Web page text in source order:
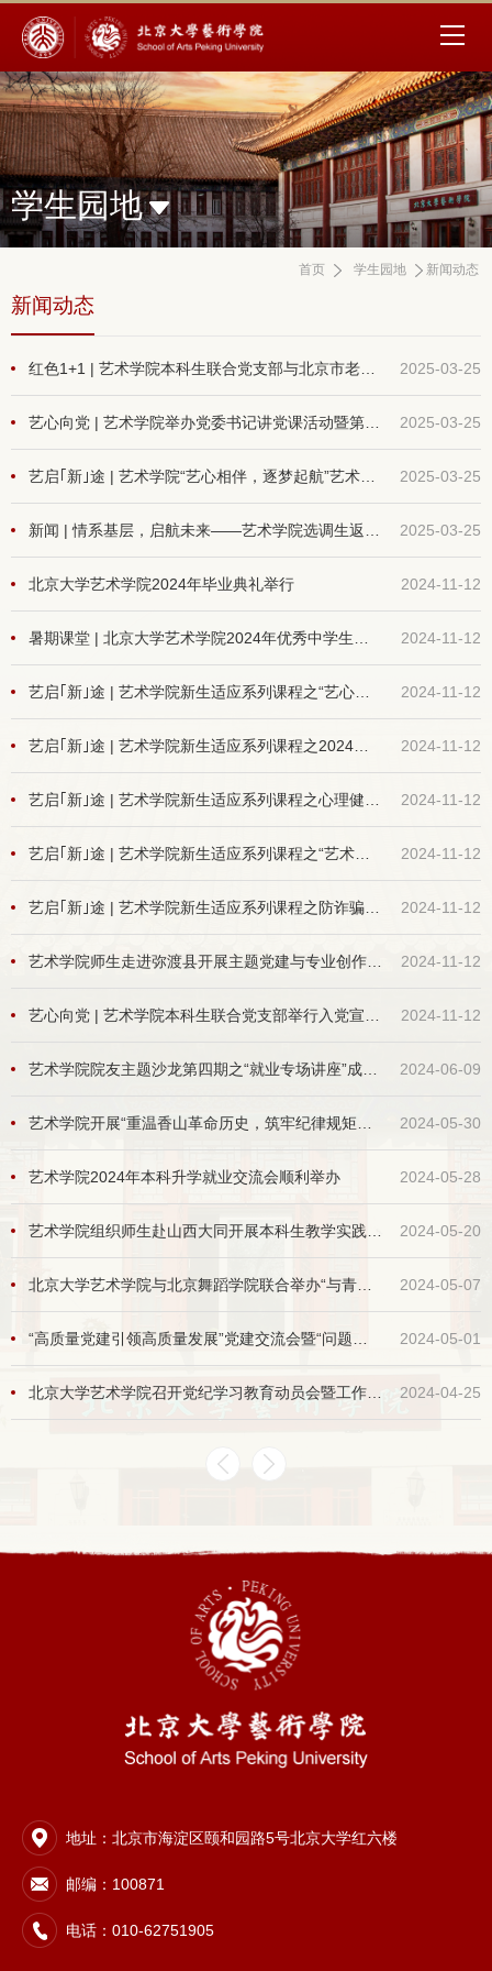
学生园地
首页 学生园地 新闻动态
新闻动态
2025-03-25
红色1+1 | 艺术学院本科生联合党支部与北京市老干部活动中心活动指导部开展“体验‘京’彩文化，增强文化自信”共建活动
2025-03-25
艺心向党 | 艺术学院举办党委书记讲党课活动暨第37期党的知识培训班开班仪式
2025-03-25
艺启｢新｣途 | 艺术学院“艺心相伴，逐梦起航”艺术理论导论专业课程答疑会顺利举办
2025-03-25
新闻 | 情系基层，启航未来——艺术学院选调生返校思政分享会顺利举行
2024-11-12
北京大学艺术学院2024年毕业典礼举行
2024-11-12
暑期课堂 | 北京大学艺术学院2024年优秀中学生暑期课堂顺利开营
2024-11-12
艺启｢新｣途 | 艺术学院新生适应系列课程之“艺心向阳”心理辅导站“oh卡新生辅导”团体活动顺利举办
2024-11-12
艺启｢新｣途 | 艺术学院新生适应系列课程之2024级本科生专业介绍与培养方案说明会顺利举行
2024-11-12
艺启｢新｣途 | 艺术学院新生适应系列课程之心理健康教育讲座顺利开展
2024-11-12
艺启｢新｣途 | 艺术学院新生适应系列课程之“艺术体验营——颗粒艺术工作坊”顺利举办
2024-11-12
艺启｢新｣途 | 艺术学院新生适应系列课程之防诈骗和网络安全主题讲座顺利举办
2024-11-12
艺术学院师生走进弥渡县开展主题党建与专业创作采风
2024-11-12
艺心向党 | 艺术学院本科生联合党支部举行入党宣誓仪式
2024-06-09
艺术学院院友主题沙龙第四期之“就业专场讲座”成功举办
2024-05-30
艺术学院开展“重温香山革命历史，筑牢纪律规矩防线”主题党日活动
2024-05-28
艺术学院2024年本科升学就业交流会顺利举办
2024-05-20
艺术学院组织师生赴山西大同开展本科生教学实践活动
2024-05-07
北京大学艺术学院与北京舞蹈学院联合举办“与青春共舞，圆时代梦想”主题党团日活动
2024-05-01
“高质量党建引领高质量发展”党建交流会暨“问题意识与现实关怀”艺术学青年沙龙活动成功举办
2024-04-25
北京大学艺术学院召开党纪学习教育动员会暨工作部署会
地址：北京市海淀区颐和园路5号北京大学红六楼
邮编：100871
电话：010-62751905